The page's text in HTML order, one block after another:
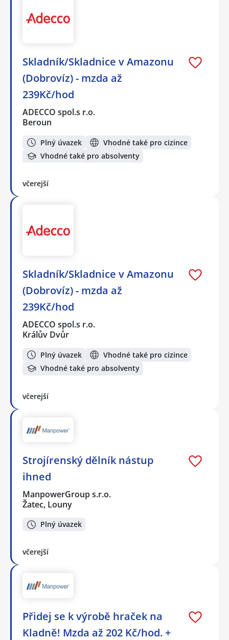
Skladník/Skladnice v Amazonu
(Dobrovíz) - mzda až
239Kč/hod
ADECCO spol.s r.o.
Beroun
Plný úvazek
Vhodné také pro cizince
Vhodné také pro absolventy
včerejší
Skladník/Skladnice v Amazonu
(Dobrovíz) - mzda až
239Kč/hod
ADECCO spol.s r.o.
Králův Dvůr
Plný úvazek
Vhodné také pro cizince
Vhodné také pro absolventy
včerejší
Strojírenský dělník nástup
ihned
ManpowerGroup s.r.o.
Žatec, Louny
Plný úvazek
včerejší
Přidej se k výrobě hraček na
Kladně! Mzda až 202 Kč/hod. +